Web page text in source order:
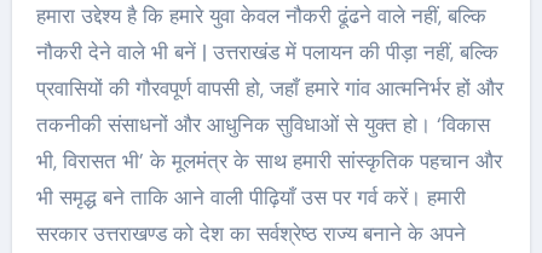
हमारा उद्देश्य है कि हमारे युवा केवल नौकरी ढूंढने वाले नहीं, बल्कि
नौकरी देने वाले भी बनें | उत्तराखंड में पलायन की पीड़ा नहीं, बल्कि
प्रवासियों की गौरवपूर्ण वापसी हो, जहाँ हमारे गांव आत्मनिर्भर हों और
तकनीकी संसाधनों और आधुनिक सुविधाओं से युक्त हो। ‘विकास
भी, विरासत भी’ के मूलमंत्र के साथ हमारी सांस्कृतिक पहचान और
भी समृद्ध बने ताकि आने वाली पीढ़ियाँ उस पर गर्व करें। हमारी
सरकार उत्तराखण्ड को देश का सर्वश्रेष्ठ राज्य बनाने के अपने